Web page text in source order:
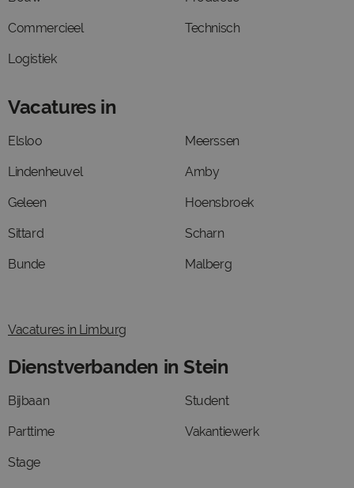
Commercieel
Logistiek
Technisch
Vacatures in
Elsloo
Lindenheuvel
Geleen
Sittard
Bunde
Meerssen
Amby
Hoensbroek
Scharn
Malberg
Vacatures in Limburg
Dienstverbanden in Stein
Bijbaan
Parttime
Stage
Student
Vakantiewerk